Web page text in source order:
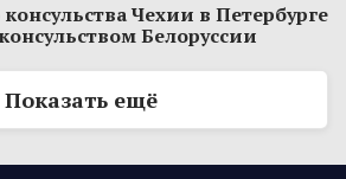
Чехии в Петербурге
Белоруссии
Показать ещё